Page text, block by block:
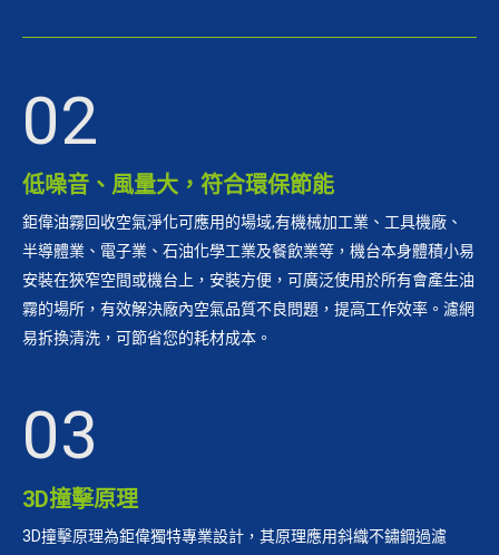
02
低噪音、風量大，符合環保節能
鉅偉油霧回收空氣淨化可應用的場域,有機械加工業、工具機廠、
半導體業、電子業、石油化學工業及餐飲業等，機台本身體積小易
安裝在狹窄空間或機台上，安裝方便，可廣泛使用於所有會產生油
霧的場所，有效解決廠內空氣品質不良問題，提高工作效率。濾網
易拆換清洗，可節省您的耗材成本。
03
3D撞擊原理
3D撞擊原理為鉅偉獨特專業設計，其原理應用斜織不鏽鋼過濾